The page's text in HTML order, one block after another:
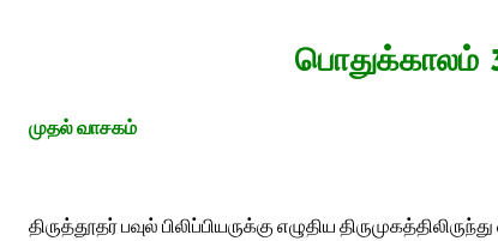
பொதுக்காலம்
முதல் வாசகம்
திருத்தூதர் பவுல் பிலிப்பியருக்கு எழுதிய